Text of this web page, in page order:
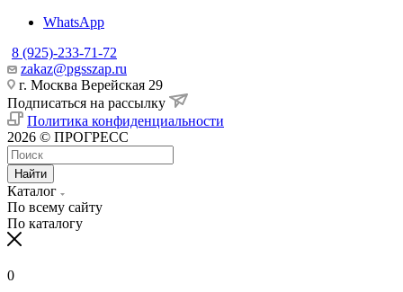
WhatsApp
8 (925)-233-71-72
zakaz@pgsszap.ru
г. Москва Верейская 29
Подписаться на рассылку
Политика конфиденциальности
2026 © ПРОГРЕСС
Найти
Каталог
По всему сайту
По каталогу
0